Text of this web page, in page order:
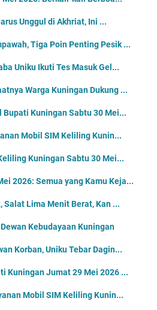
Unggul di Akhriat, Ini ...
Tiga Poin Penting Pesik ...
Uniku Ikuti Tes Masuk Gel...
Warga Kuningan Dukung ...
Bupati Kuningan Sabtu 30 Mei...
Mobil SIM Keliling Kunin...
Kuningan Sabtu 30 Mei...
2026: Semua yang Kamu Keja...
Salat Lima Menit Berat, Kan ...
Kebudayaan Kuningan
Korban, Uniku Tebar Dagin...
Kuningan Jumat 29 Mei 2026 ...
Mobil SIM Keliling Kunin...